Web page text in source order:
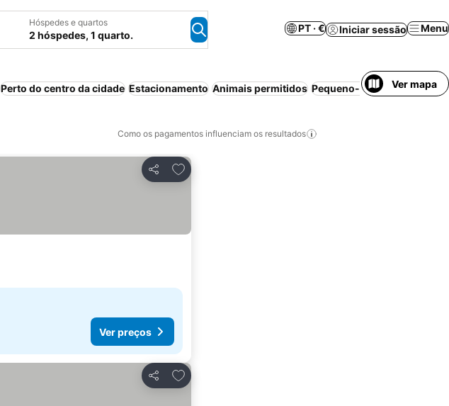
Hóspedes e quartos
2 hóspedes, 1 quarto.
PT · € Iniciar sessão Menu
Perto do centro da cidade Estacionamento Animais permitidos Pequeno-almoço incluído
Ver mapa
Como os pagamentos influenciam os resultados
Partilhar
Adicionar aos favoritos
Ver preços
Partilhar
Adicionar aos favoritos